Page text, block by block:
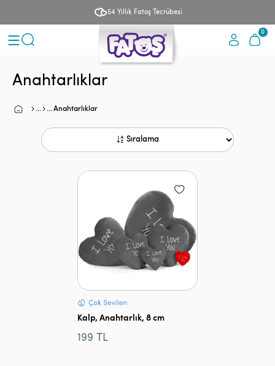
54 Yıllık Fatoş Tecrübesi
0
Anahtarlıklar
Anahtarlıklar
Sıralama
Kalp, Anahtarlık, 8 cm
199 TL